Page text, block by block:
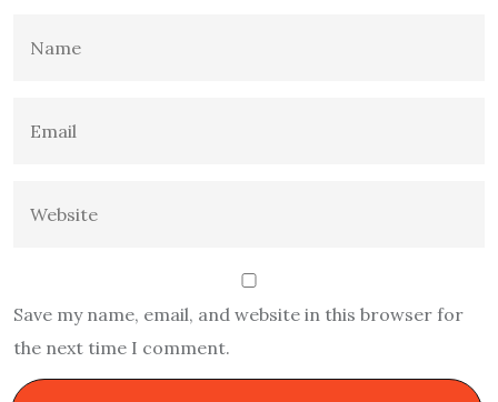
Save my name, email, and website in this browser for
the next time I comment.